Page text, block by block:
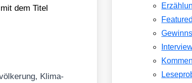
dem Titel
Kli­ma­